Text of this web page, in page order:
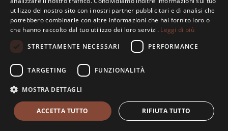
Spedizioni
Resi
Pagamenti
Contatti
Power byGraffiti Web
utilizzo del nostro sito con i nostri partner pubblicitari e di analisi che
potrebbero combinarle con altre informazioni che hai fornito loro o
che hanno raccolto dal tuo utilizzo dei loro servizi. Leggi di più
STRETTAMENTE NECESSARI
PERFORMANCE
TARGETING FUNZIONALITÀ
MOSTRA DETTAGLI
ACCETTA TUTTO RIFIUTA TUTTO